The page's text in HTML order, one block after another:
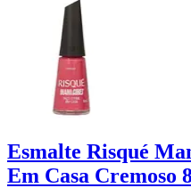
Esmalte Risqué
Em Casa Cremoso